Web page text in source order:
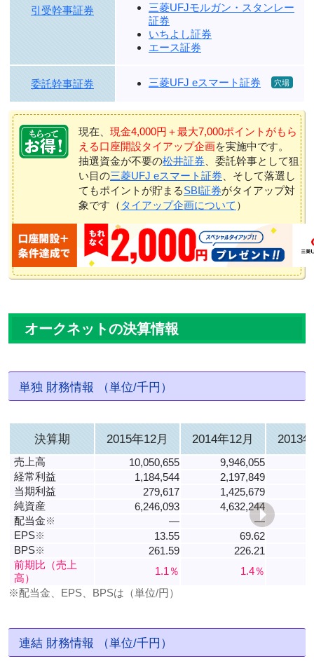
引受幹事証券
三菱UFJモルガン・スタンレー
証券
いちよし証券
エース証券
委託幹事証券 三菱UFJ eスマート証券
現在、 現金4,000円＋最大7,000ポイントがもら
える口座開設タイアップ企画を実施中です。
抽選資金が不要の松井証券 、委託幹事として狙
い目の三菱UFJ eスマート証券 、そして落選し
てもポイントが貯まるSBI証券がタイアップ対
象です（ タイアップ企画について ）
オークネットの決算情報
単独 財務情報 （単位/千円）
決算期 2015年12月 2014年12月 2013
売上高 10,050,655 9,946,055
経常利益
1,184,544 2,197,849
当期利益
279,617
1,425,679
純資産
6,246,093 4,632,244
配当金※ ―
―
EPS※ 13.55 69.62
BPS※ 261.59 226.21
前期比（売上
高）
1.1％
1.4％
※配当金、EPS、BPSは（単位/円）
連結 財務情報 （単位/千円）